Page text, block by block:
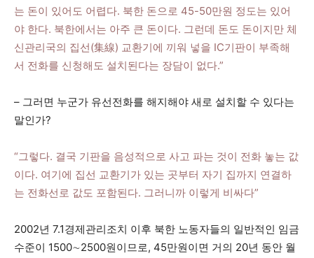
는 돈이 있어도 어렵다. 북한 돈으로 45-50만원 정도는 있어
야 한다. 북한에서는 아주 큰 돈이다. 그런데 돈도 돈이지만 체
신관리국의 집선(集線) 교환기에 끼워 넣을 IC기판이 부족해
서 전화를 신청해도 설치된다는 장담이 없다.”
– 그러면 누군가 유선전화를 해지해야 새로 설치할 수 있다는
말인가?
“그렇다. 결국 기판을 음성적으로 사고 파는 것이 전화 놓는 값
이다. 여기에 집선 교환기가 있는 곳부터 자기 집까지 연결하
는 전화선로 값도 포함된다. 그러니까 이렇게 비싸다”
2002년 7.1경제관리조치 이후 북한 노동자들의 일반적인 임금
수준이 1500∼2500원이므로, 45만원이면 거의 20년 동안 월